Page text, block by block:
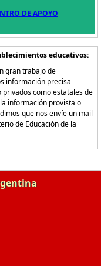
DE APOYO
educativos:
gran trabajo de
información precisa
como estatales de
información provista o
que nos envíe un mail
de Educación de la